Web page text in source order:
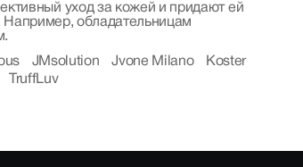
уход за кожей и придают ей
Например, обладательницам
JMsolution Jvone Milano
Koster
TruffLuv